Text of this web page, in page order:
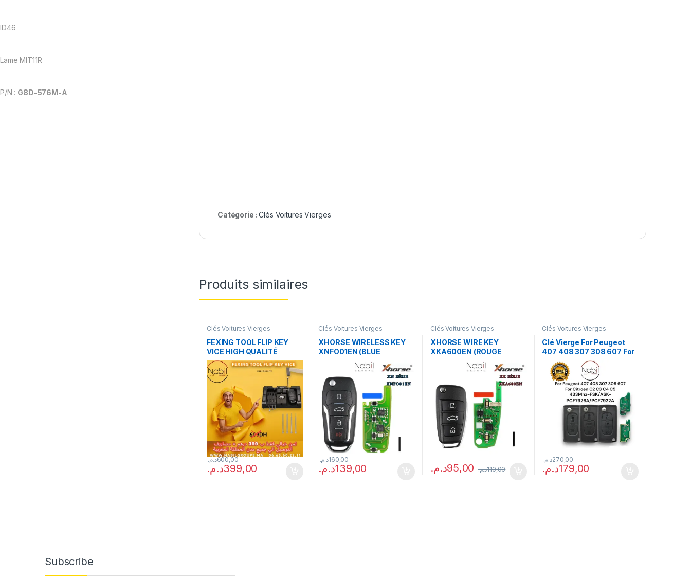
ID46
Lame MIT11R
P/N : G8D-576M-A
Catégorie :Clés Voitures Vierges
Produits similaires
Clés Voitures Vierges
FEXING TOOL FLIP KEY
VICE HIGH QUALITÉ
399,00د.م.
600,00د.م.
Clés Voitures Vierges
XHORSE WIRELESS KEY
XNFO01EN (BLUE
PACKAGE)
139,00د.م.
160,00د.م.
Clés Voitures Vierges
XHORSE WIRE KEY
XKA600EN (ROUGE
PACKAGE)
95,00د.م. 110,00د.م.
Clés Voitures Vierges
Clé Vierge For Peugeot
407 408 307 308 607 For
Citroen C2 C3 C4
C5(Reprogrammable)
179,00د.م.
270,00د.م.
Subscribe